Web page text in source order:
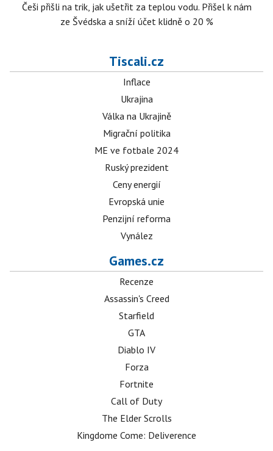
Češi přišli na trik, jak ušetřit za teplou vodu. Přišel k nám
ze Švédska a sníží účet klidně o 20 %
Tiscali.cz
Inflace
Ukrajina
Válka na Ukrajině
Migrační politika
ME ve fotbale 2024
Ruský prezident
Ceny energií
Evropská unie
Penzijní reforma
Vynález
Games.cz
Recenze
Assassin's Creed
Starfield
GTA
Diablo IV
Forza
Fortnite
Call of Duty
The Elder Scrolls
Kingdome Come: Deliverence